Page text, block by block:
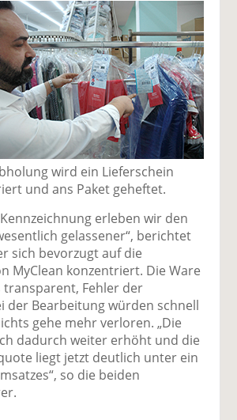
wird ein Lieferschein
und ans Paket geheftet.
erleben wir den
gelassener“, berichtet
sich bevorzugt auf die
MyClean konzentriert. Die Ware
transparent, Fehler der
der Bearbeitung würden schnell
gehe mehr verloren. „Die
dadurch weiter erhöht und die
liegt jetzt deutlich unter ein
so die beiden